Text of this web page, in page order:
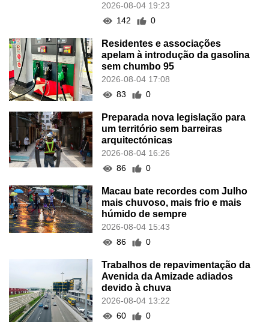
2026-08-04 19:23
142
0
Residentes e associações
apelam à introdução da gasolina
sem chumbo 95
2026-08-04 17:08
83
0
Preparada nova legislação para
um território sem barreiras
arquitectónicas
2026-08-04 16:26
86
0
Macau bate recordes com Julho
mais chuvoso, mais frio e mais
húmido de sempre
2026-08-04 15:43
86
0
Trabalhos de repavimentação da
Avenida da Amizade adiados
devido à chuva
2026-08-04 13:22
60
0